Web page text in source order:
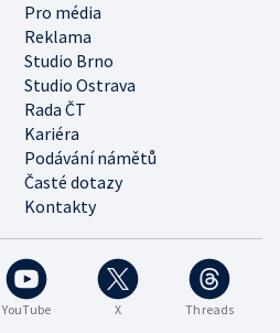
Pro média
Reklama
Studio Brno
Studio Ostrava
Rada ČT
Kariéra
Podávání námětů
Časté dotazy
Kontakty
YouTube X Threads